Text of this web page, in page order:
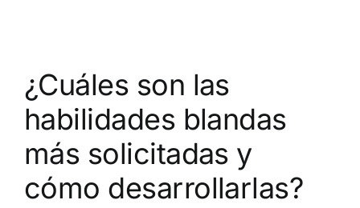
¿Cuáles son las
habilidades blandas
más solicitadas y
cómo desarrollarlas?